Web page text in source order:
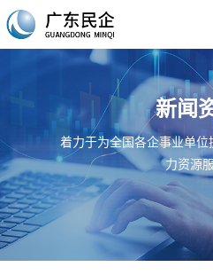
新闻
着力于为全国各企事业单位
力资源